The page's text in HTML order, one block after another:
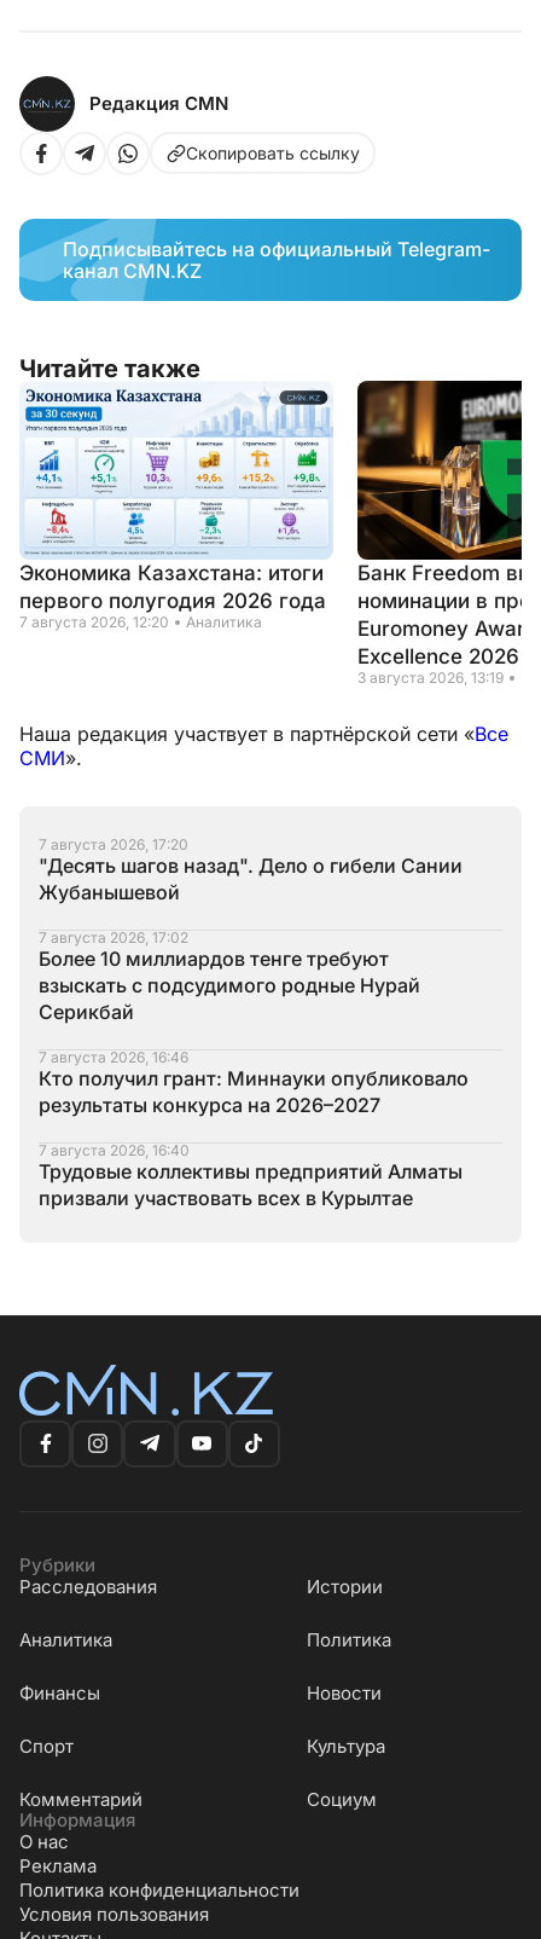
Редакция CMN
Скопировать ссылку
Подписывайтесь на официальный Telegram-
канал CMN.KZ
Читайте также
Экономика Казахстана: итоги
первого полугодия 2026 года
7 августа 2026, 12:20 Аналитика
Банк Freedom
номинации в
Euromoney
Excellence 2026
3 августа 2026, 13:19
Наша редакция участвует в партнёрской сети «Все
СМИ».
7 августа 2026, 17:20
"Десять шагов назад". Дело о гибели Сании
Жубанышевой
7 августа 2026, 17:02
Более 10 миллиардов тенге требуют
взыскать с подсудимого родные Нурай
Серикбай
7 августа 2026, 16:46
Кто получил грант: Миннауки опубликовало
результаты конкурса на 2026–2027
7 августа 2026, 16:40
Трудовые коллективы предприятий Алматы
призвали участвовать всех в Курылтае
Рубрики
Расследования
Истории
Аналитика Политика
Финансы Новости
Cпорт Культура
Комментарий
Социум
Информация
О нас
Реклама
Политика конфиденциальности
Условия пользования